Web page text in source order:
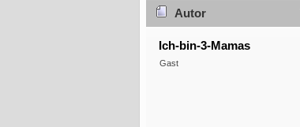
Autor
Ich-bin-3-Mamas
Gast